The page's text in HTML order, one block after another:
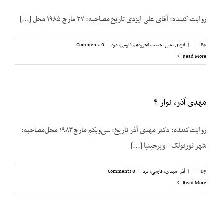
روایت کننده: آقای علی ایزدی تاریخ مصاحبه: ۲۷ مارچ ۱۹۸۵ محل [...]
By
|
| ایزدی، علی,حبیب لاجوردی,فارسی,مرد |
0 Comments
Read More
مهدی آذر، نوار ۴
روایت‌کننده: دکتر مهدی آذر تاریخ: سی‌ویکم مارچ ۱۹۸۳ محل‌مصاحبه:
شهر نورفولک - ویرجینیا [...]
By
|
| آذر، مهدی,فارسی,مرد |
0 Comments
Read More